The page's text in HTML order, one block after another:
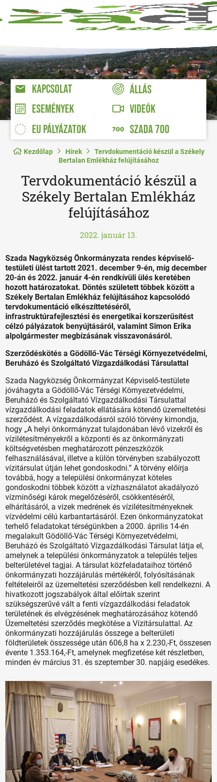
KAPCSOLAT
ÁLLÁS
ESEMÉNYEK
VIDEÓK
EU PÁLYÁZATOK
SZADA 700
Kezdőlap Hírek
Tervdokumentáció készül a Székely
Bertalan Emlékház felújításához
Tervdokumentáció készül a
Székely Bertalan Emlékház
felújításához
2022. január 13.
Szada Nagyközség Önkormányzata rendes képviselő-
testületi ülést tartott 2021. december 9-én, míg december
20-án és 2022. január 4-én rendkívüli ülés keretében
hozott határozatokat. Döntés született többek között a
Székely Bertalan Emlékház felújításához kapcsolódó
tervdokumentáció elkészíttetéséről,
infrastruktúrafejlesztési és energetikai korszerűsítést
célzó pályázatok benyújtásáról, valamint Simon Erika
alpolgármester megbízásának visszavonásáról.
Szerződéskötés a Gödöllő-Vác Térségi Környezetvédelmi,
Beruházó és Szolgáltató Vízgazdálkodási Társulattal
Szada Nagyközség Önkormányzat Képviselő-testülete
jóváhagyta a Gödöllő-Vác Térségi Környezetvédelmi,
Beruházó és Szolgáltató Vízgazdálkodási Társulattal
vízgazdálkodási feladatok ellátására kötendő üzemeltetési
szerződést. A vízgazdálkodásról szóló törvény kimondja,
hogy „A helyi önkormányzat tulajdonában lévő vizekről és
vízilétesítményekről a központi és az önkormányzati
költségvetésben meghatározott pénzeszközök
felhasználásával, illetve a külön törvényben szabályozott
vízitársulat útján lehet gondoskodni.” A törvény előírja
továbbá, hogy a települési önkormányzat köteles
gondoskodni többek között a vízhasználatot akadályozó
vízminőségi károk megelőzéséről, csökkentéséről,
elhárításáról, a vizek medrének és vízilétesítményeknek
vízvédelmi célú karbantartásáról. Ezen önkormányzatokat
terhelő feladatokat térségünkben a 2000. április 14-én
megalakult Gödöllő-Vác Térségi Környezetvédelmi,
Beruházó és Szolgáltató Vízgazdálkodási Társulat látja el,
amelynek a települési önkormányzatok a település teljes
belterületével tagjai. A társulat közfeladataihoz történő
önkormányzati hozzájárulás mértékéről, folyósításának
feltételeiről az üzemeltetési szerződésben kell rendelkezni. A
hivatkozott jogszabályok által előírtak szerint
szükségszerűvé vált a fenti vízgazdálkodási feladatok
területének és elvégzésének meghatározásához kötendő
Üzemeltetési szerződés megkötése a Vízitársulattal. Az
önkormányzati hozzájárulás összege a belterületi
földterületek összessége után 606,8 ha x 2.230,-Ft, összesen
évente 1.353.164,-Ft, amelynek megfizetése két részletben,
minden év március 31. és szeptember 30. napjáig esedékes.